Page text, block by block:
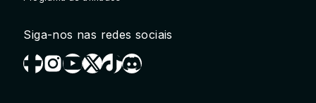
Siga-nos nas redes sociais